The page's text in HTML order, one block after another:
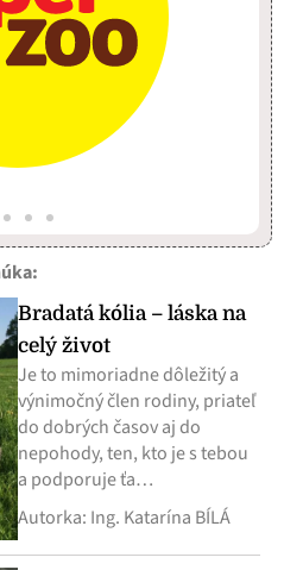
Bradatá kólia – láska na
celý život
Je to mimoriadne dôležitý a
výnimočný člen rodiny, priateľ
do dobrých časov aj do
nepohody, ten, kto je s tebou
a podporuje ťa…
Autorka: Ing. Katarína BÍLÁ